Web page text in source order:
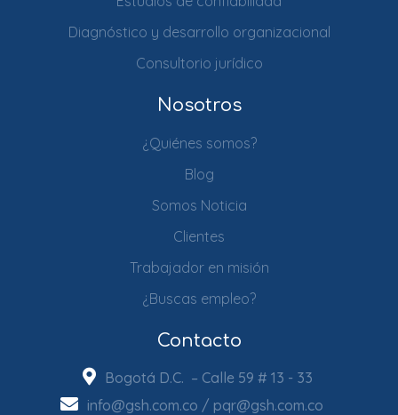
Diagnóstico y desarrollo organizacional
Consultorio jurídico
Nosotros
¿Quiénes somos?
Blog
Somos Noticia
Clientes
Trabajador en misión
¿Buscas empleo?
Contacto
Bogotá D.C. – Calle 59 # 13 - 33
info@gsh.com.co / pqr@gsh.com.co